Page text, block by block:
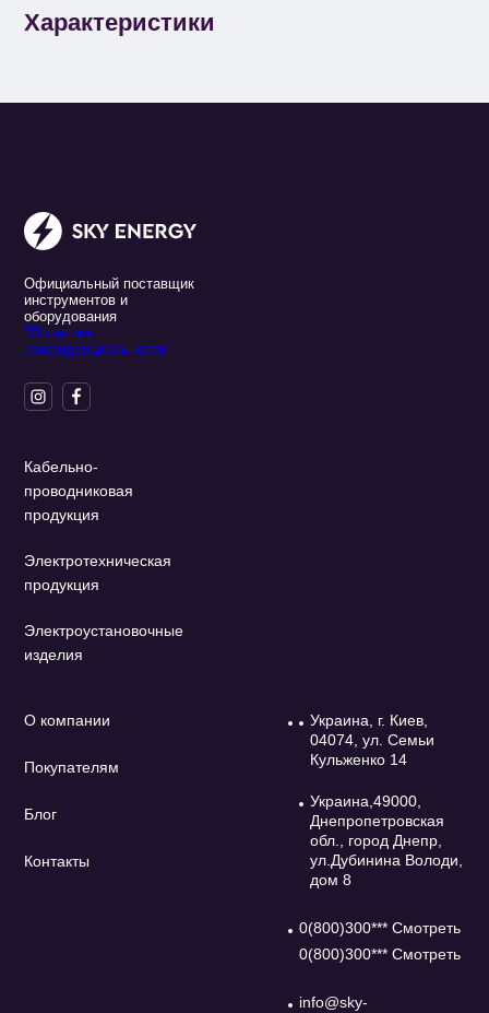
Характеристики
Официальный поставщик
инструментов и
оборудования
*Политика
конфиденциальности
Кабельно-
проводниковая
продукция
Электротехническая
продукция
Электроустановочные
изделия
О компании
Покупателям
Блог
Контакты
Украина, г. Киев,
04074, ул. Семьи
Кульженко 14
Украина,49000,
Днепропетровская
обл., город Днепр,
ул.Дубинина Володи,
дом 8
0(800)300*** Смотреть
0(800)300*** Смотреть
info@sky-